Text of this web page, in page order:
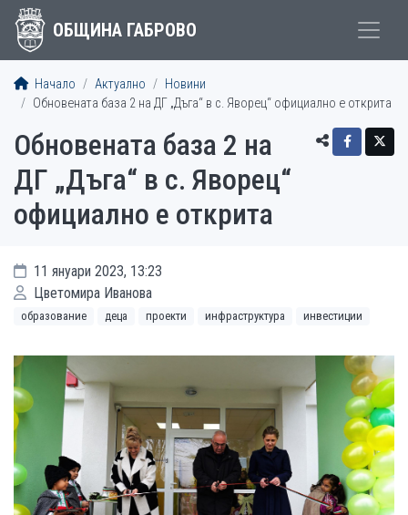
ОБЩИНА ГАБРОВО
Начало Актуално
Новини
Обновената база 2 на ДГ „Дъга“ в с. Яворец“ официално е открита
Обновената база 2 на
ДГ „Дъга“ в с. Яворец“
официално е открита
11 януари 2023, 13:23
Цветомира Иванова
образование деца проекти инфраструктура инвестиции